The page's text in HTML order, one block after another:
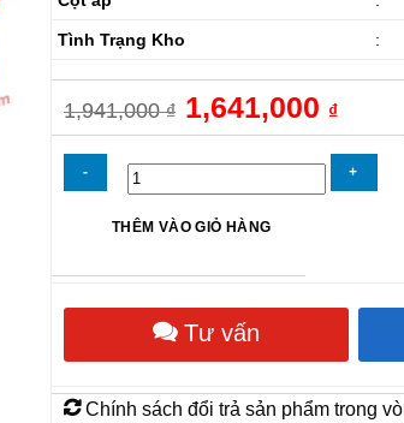
Tình Trạng Kho :
1,941,000₫
Giá
gốc
là:
1,641,000 ₫
Giá
hiện
tại
là:
Superlife
số
lượng
THÊM VÀO GIỎ HÀNG
Tư vấn
Chính sách đổi trả sản phẩm trong